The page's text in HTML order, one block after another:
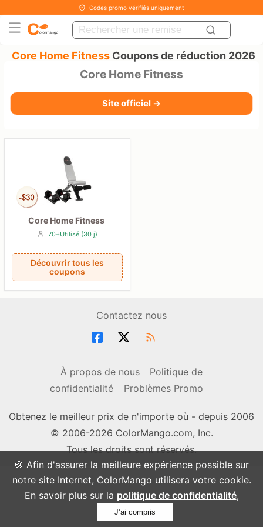
🍪 Afin d'assurer la meilleure expérience possible sur
notre site Internet, ColorMango utilisera votre cookie.
En savoir plus sur la politique de confidentialité,
J’ai compris
Codes promo vérifiés uniquement
Core Home FitnessCoupons de réduction 2026
Core Home Fitness
Site officiel →
Core Home Fitness
70+Utilisé (30 j)
Découvrir tous les
coupons
Contactez nous
À propos de nous
Politique de
confidentialité
Problèmes Promo
Obtenez le meilleur prix de n'importe où - depuis 2006
© 2006-2026 ColorMango.com, Inc.
Tous les droits sont réservés.